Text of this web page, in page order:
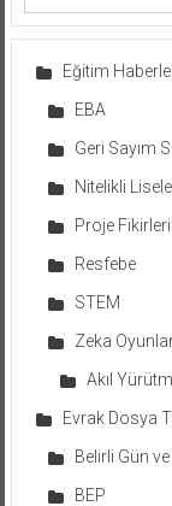
Eğitim
EBA
Geri Sayım
Nitelikli
Proje Fikirleri
Resfebe
STEM
Zeka
Akıl
Evrak Dosya
Belirli Gün
BEP